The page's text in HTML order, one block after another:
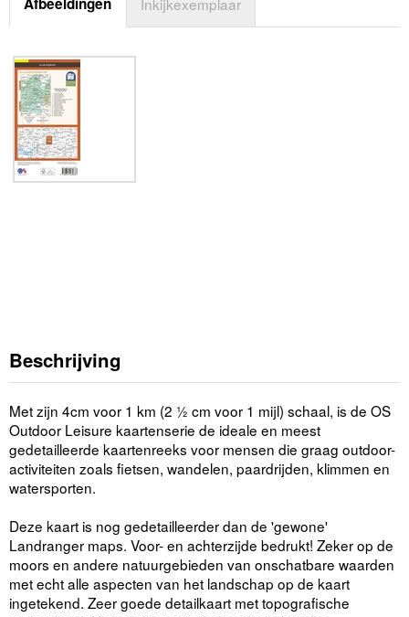
Beschrijving
Met zijn 4cm voor 1 km (2 ½ cm voor 1 mijl) schaal, is de OS
Outdoor Leisure kaartenserie de ideale en meest
gedetailleerde kaartenreeks voor mensen die graag outdoor-
activiteiten zoals fietsen, wandelen, paardrijden, klimmen en
watersporten.
Deze kaart is nog gedetailleerder dan de 'gewone'
Landranger maps. Voor- en achterzijde bedrukt! Zeker op de
moors en andere natuurgebieden van onschatbare waarden
met echt alle aspecten van het landschap op de kaart
ingetekend. Zeer goede detailkaart met topografische